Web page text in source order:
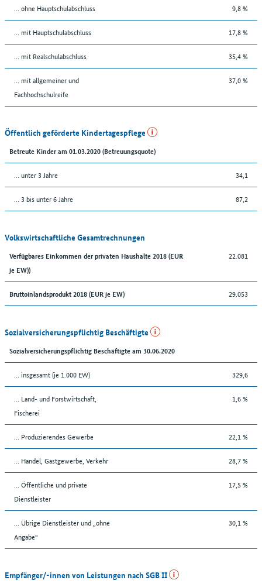
... ohne Hauptschulabschluss 9,8 %
... mit Hauptschulabschluss 17,8 %
... mit Realschulabschluss 35,4 %
... mit allgemeiner und
Fachhochschulreife
37,0 %
Öffentlich geförderte Kindertagespflege
Betreute Kinder am 01.03.2020 (Betreuungsquote)
… unter 3 Jahre 34,1
… 3 bis unter 6 Jahre 87,2
Volkswirtschaftliche Gesamtrechnungen
Verfügbares Einkommen der privaten Haushalte 2018 (EUR
je EW))
22.081
Bruttoinlandsprodukt 2018 (EUR je EW) 29.053
Sozialversicherungspflichtig Beschäftigte
Sozialversicherungspflichtig Beschäftigte am 30.06.2020
... insgesamt (je 1.000 EW) 329,6
... Land- und Forstwirtschaft,
Fischerei
1,6 %
... Produzierendes Gewerbe 22,1 %
... Handel, Gastgewerbe, Verkehr 28,7 %
... Öffentliche und private
Dienstleister
17,5 %
... Übrige Dienstleister und „ohne
Angabe“
30,1 %
Empfänger/-innen von Leistungen nach SGB II